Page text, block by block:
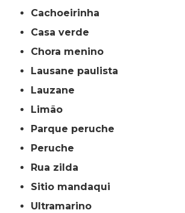
cachoeirinha
casa verde
chora menino
lausane paulista
lauzane
limão
parque peruche
peruche
rua zilda
sitio mandaqui
ultramarino